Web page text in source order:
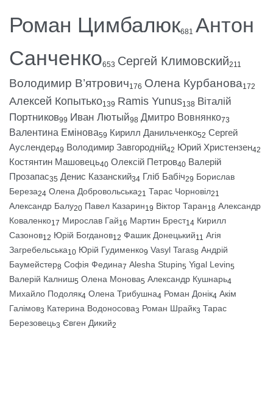
Роман Цимбалюк681 Антон
Санченко653 Сергей Климовский211
Володимир В’ятрович176 Олена Курбанова172
Алексей Копытько139 Ramis Yunus138 Віталій
Портников99 Иван Лютый98 Дмитро Вовнянко73
Валентина Емінова59 Кирилл Данильченко52 Сергей
Ауслендер49 Володимир Завгородній42 Юрий Христензен42
Костянтин Машовець40 Олексій Петров40 Валерій
Прозапас35 Денис Казанский34 Гліб Бабіч29 Борислав
Береза24 Олена Добровольська21 Тарас Чорновіл21
Александр Балу20 Павел Казарин19 Віктор Таран18 Александр
Коваленко17 Мирослав Гай16 Мартин Брест14 Кирилл
Сазонов12 Юрій Богданов12 Фашик Донецький11 Агія
Загребельська10 Юрій Гудименко9 Vasyl Taras8 Андрій
Баумейстер8 Софія Федина7 Alesha Stupin5 Yigal Levin5
Валерій Калниш5 Олена Монова5 Александр Кушнарь4
Михайло Подоляк4 Олена Трибушна4 Роман Донік4 Акім
Галімов3 Катерина Водоносова3 Роман Шрайк3 Тарас
Березовець3 Євген Дикий2